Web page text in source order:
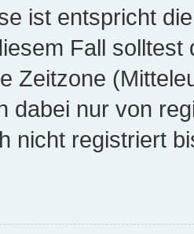
ist entspricht
Fall solltest
Zeitzone
dabei nur von
nicht registriert